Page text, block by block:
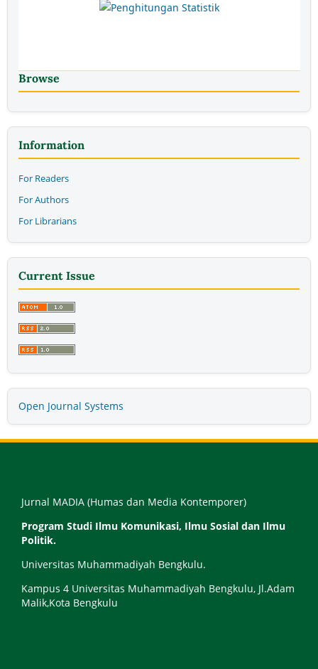
Browse
Information
For Readers
For Authors
For Librarians
Current Issue
Open Journal Systems
Jurnal MADIA (Humas dan Media Kontemporer)
Program Studi Ilmu Komunikasi, Ilmu Sosial dan Ilmu
Politik.
Universitas Muhammadiyah Bengkulu.
Kampus 4 Universitas Muhammadiyah Bengkulu, Jl.Adam
Malik,Kota Bengkulu